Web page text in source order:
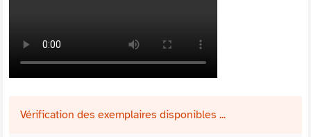
Vérification des exemplaires disponibles ...